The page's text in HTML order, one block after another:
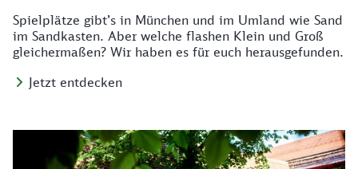
Spielplätze gibt’s in München und im Umland wie Sand
im Sandkasten. Aber welche flashen Klein und Groß
gleichermaßen? Wir haben es für euch herausgefunden.
Jetzt entdecken